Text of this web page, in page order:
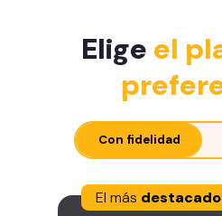
Elige el
Con fidelidad
El más destacado